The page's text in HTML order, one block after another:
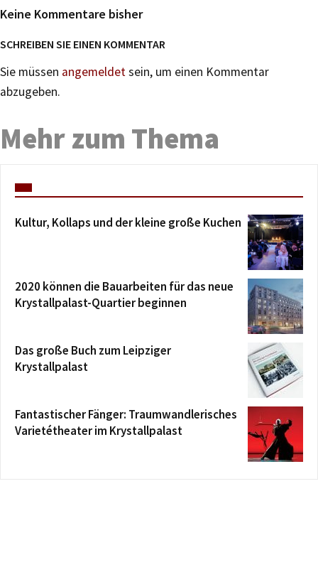
Keine Kommentare bisher
SCHREIBEN SIE EINEN KOMMENTAR
Sie müssen angemeldetsein, um einen Kommentar
abzugeben.
Mehr zum Thema
Kultur, Kollaps und der kleine große Kuchen
2020 können die Bauarbeiten für das neue
Krystallpalast-Quartier beginnen
Das große Buch zum Leipziger
Krystallpalast
Fantastischer Fänger: Traumwandlerisches
Varietétheater im Krystallpalast